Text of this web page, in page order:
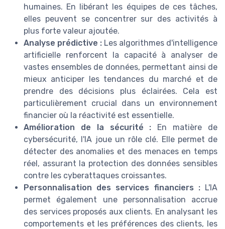
humaines. En libérant les équipes de ces tâches,
elles peuvent se concentrer sur des activités à
plus forte valeur ajoutée.
Analyse prédictive : Les algorithmes d'intelligence
artificielle renforcent la capacité à analyser de
vastes ensembles de données, permettant ainsi de
mieux anticiper les tendances du marché et de
prendre des décisions plus éclairées. Cela est
particulièrement crucial dans un environnement
financier où la réactivité est essentielle.
Amélioration de la sécurité : En matière de
cybersécurité, l'IA joue un rôle clé. Elle permet de
détecter des anomalies et des menaces en temps
réel, assurant la protection des données sensibles
contre les cyberattaques croissantes.
Personnalisation des services financiers :L'IA
permet également une personnalisation accrue
des services proposés aux clients. En analysant les
comportements et les préférences des clients, les